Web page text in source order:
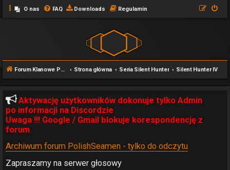
O nas FAQ Downloads Regulamin
Forum Klanowe POLISHSEAMEN Strona główna Seria Silent Hunter Silent Hunter IV
Aktywację użytkowników dokonuje tylko Admin
po informacji na Discordzie
Uwaga !!! Google / Gmail blokuje korespondencję z
forum
Archiwum forum PolishSeamen - tylko do odczytu
Zapraszamy na serwer głosowy